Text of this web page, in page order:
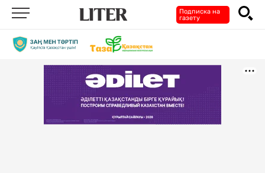
Подписка на
газету